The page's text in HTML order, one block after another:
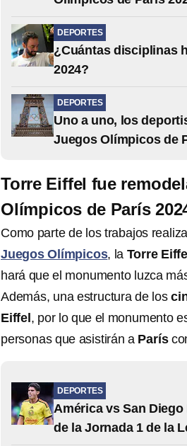
DEPORTES
¿Cuántas disciplinas
2024?
DEPORTES
Uno a uno, los
Juegos Olímpicos de
Torre Eiffel fue
Olímpicos de París
Como parte de los trabajos
Juegos Olímpicos, la Torre Eiffel
hará que el monumento luzca
Además, una estructura de los
Eiffel , por lo que el monumento
personas que asistirán a París
DEPORTES
América vs San
de la Jornada 1 de la